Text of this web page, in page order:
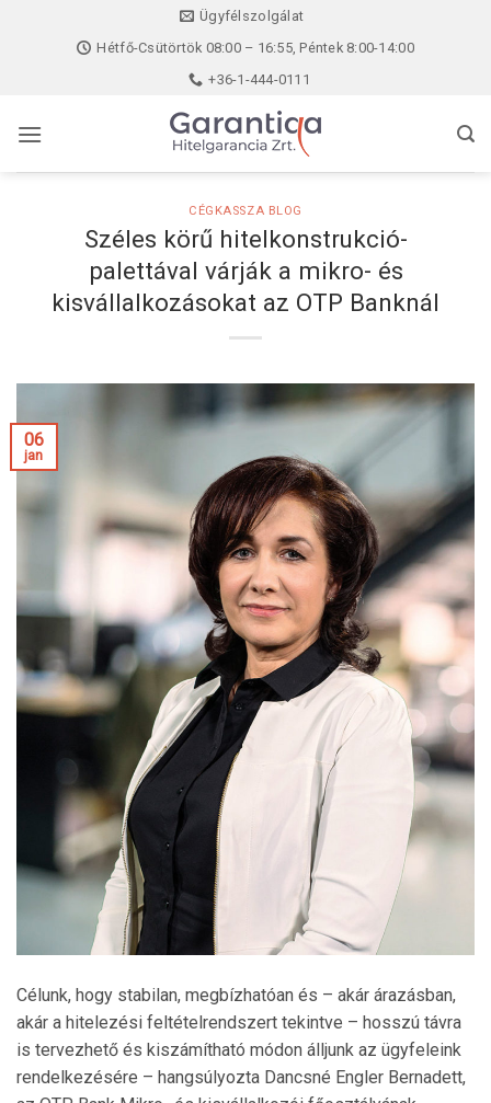
Ügyfélszolgálat
Hétfő-Csütörtök 08:00 – 16:55, Péntek 8:00-14:00
+36-1-444-0111
CÉGKASSZA BLOG
Széles körű hitelkonstrukció-
palettával várják a mikro- és
kisvállalkozásokat az OTP Banknál
06
jan
Célunk, hogy stabilan, megbízhatóan és – akár árazásban,
akár a hitelezési feltételrendszert tekintve – hosszú távra
is tervezhető és kiszámítható módon álljunk az ügyfeleink
rendelkezésére – hangsúlyozta Dancsné Engler Bernadett,